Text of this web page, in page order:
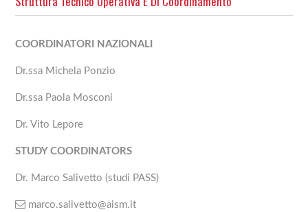
COORDINATORI NAZIONALI
Dr.ssa Michela Ponzio
Dr.ssa Paola Mosconi
Dr. Vito Lepore
STUDY COORDINATORS
Dr. Marco Salivetto (studi PASS)
marco.salivetto@aism.it